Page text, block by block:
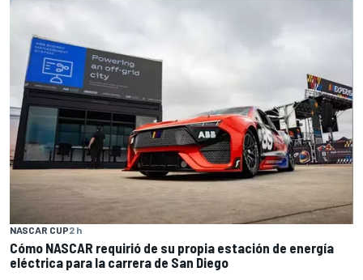
NASCAR CUP2 h
Cómo NASCAR requirió de su propia estación de energía
eléctrica para la carrera de San Diego